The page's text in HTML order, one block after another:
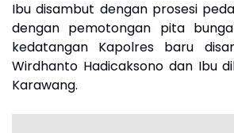
Ibu disambut dengan prosesi
dengan pemotongan pita
kedatangan Kapolres baru
Wirdhanto Hadicaksono dan Ibu
Karawang.